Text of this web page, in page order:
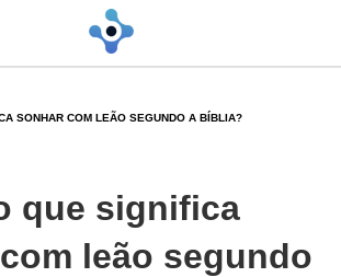
SONHAR COM LEÃO SEGUNDO A BÍBLIA?
que significa
leão segundo